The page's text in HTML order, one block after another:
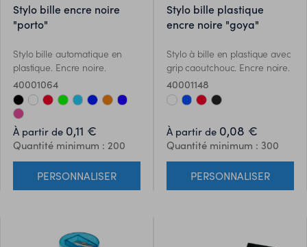
stylo bille encre noire
"porto"
Stylo bille automatique en
plastique. Encre noire.
40001064
À partir de 0,11 €
Quantité minimum : 200
PERSONNALISER
stylo bille plastique
encre noire "goya"
Stylo à bille en plastique avec
grip caoutchouc. Encre noire.
40001148
À partir de 0,08 €
Quantité minimum : 300
PERSONNALISER